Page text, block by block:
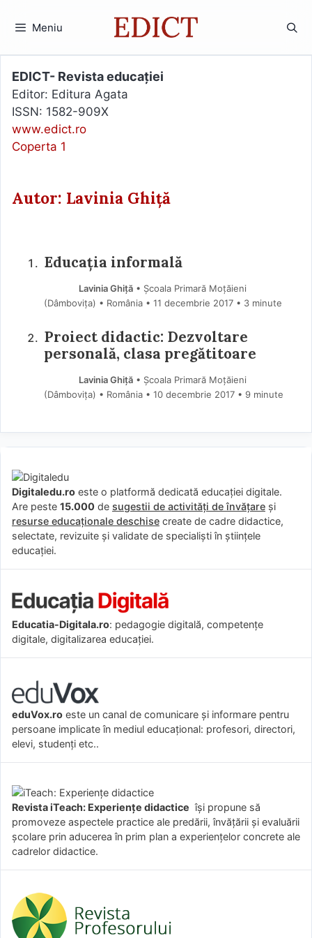
Meniu
EDICT- Revista educației
Editor: Editura Agata
ISSN: 1582-909X
www.edict.ro
Coperta 1
Autor: Lavinia Ghiță
Educația informală
Lavinia Ghiță• Școala Primară Moțăieni
(Dâmboviţa) • România
11 decembrie 2017 • 3 minute
Proiect didactic: Dezvoltare
personală, clasa pregătitoare
Lavinia Ghiță• Școala Primară Moțăieni
(Dâmboviţa) • România
10 decembrie 2017 • 9 minute
Digitaledu.ro este o platformă dedicată educației digitale.
Are peste 15.000 de sugestii de activități de învățare și
resurse educaționale deschise create de cadre didactice,
selectate, revizuite și validate de specialiști în științele
educației.
Educatia-Digitala.ro: pedagogie digitală, competențe
digitale, digitalizarea educației.
eduVox.ro este un canal de comunicare și informare pentru
persoane implicate în mediul educațional: profesori, directori,
elevi, studenți etc..
Revista iTeach: Experienţe didactice îşi propune să
promoveze aspectele practice ale predării, învăţării şi evaluării
şcolare prin aducerea în prim plan a experienţelor concrete ale
cadrelor didactice.